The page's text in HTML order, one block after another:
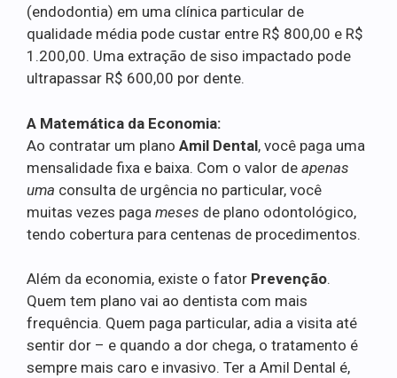
(endodontia) em uma clínica particular de
qualidade média pode custar entre R$ 800,00 e R$
1.200,00. Uma extração de siso impactado pode
ultrapassar R$ 600,00 por dente.
A Matemática da Economia:
Ao contratar um plano Amil Dental, você paga uma
mensalidade fixa e baixa. Com o valor de apenas
uma consulta de urgência no particular, você
muitas vezes paga meses de plano odontológico,
tendo cobertura para centenas de procedimentos.
Além da economia, existe o fator Prevenção.
Quem tem plano vai ao dentista com mais
frequência. Quem paga particular, adia a visita até
sentir dor – e quando a dor chega, o tratamento é
sempre mais caro e invasivo. Ter a Amil Dental é,